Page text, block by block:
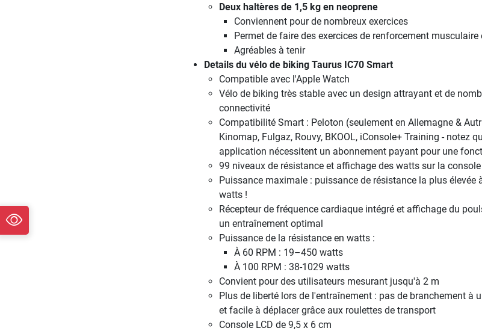
Deux haltères de 1,5 kg en neoprene
Conviennent pour de nombreux exercices
Permet de faire des exercices de renforcement musculaire
Agréables à tenir
Details du vélo de biking Taurus IC70 Smart
Compatible avec l'Apple Watch
Vélo de biking très stable avec un design attrayant et de
connectivité
Compatibilité Smart : Peloton (seulement en Allemagne &
Kinomap, Fulgaz, Rouvy, BKOOL, iConsole+ Training - notez
application nécessitent un abonnement payant pour une
99 niveaux de résistance et affichage des watts sur la console
Puissance maximale : puissance de résistance la plus élevée
watts !
Récepteur de fréquence cardiaque intégré et affichage du
un entraînement optimal
Puissance de la résistance en watts :
À 60 RPM : 19–450 watts
À 100 RPM : 38-1029 watts
Convient pour des utilisateurs mesurant jusqu'à 2 m
Plus de liberté lors de l'entraînement : pas de branchement à
et facile à déplacer grâce aux roulettes de transport
Console LCD de 9,5 x 6 cm